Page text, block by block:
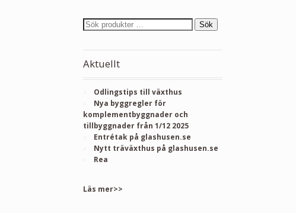
Sök
Aktuellt
Odlingstips till växthus
Nya byggregler för
komplementbyggnader och
tillbyggnader från 1/12 2025
Entrétak på glashusen.se
Nytt träväxthus på glashusen.se
Rea
Läs mer>>